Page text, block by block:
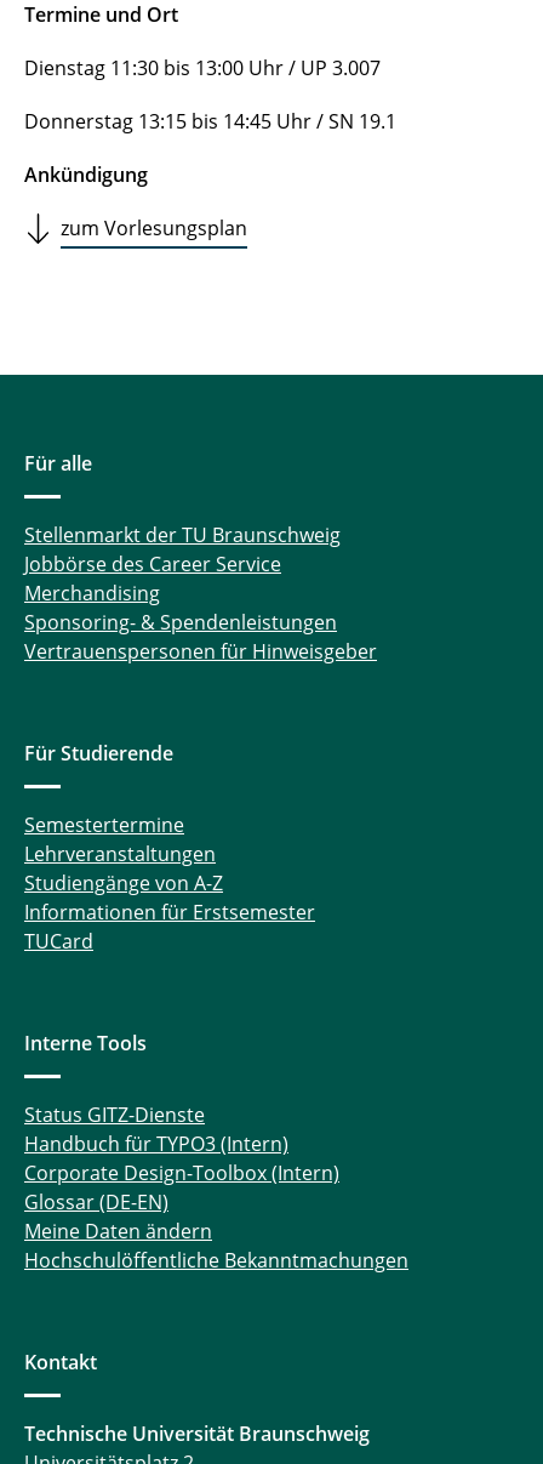
Termine und Ort
Dienstag 11:30 bis 13:00 Uhr / UP 3.007
Donnerstag 13:15 bis 14:45 Uhr / SN 19.1
Ankündigung
zum Vorlesungsplan
Für alle
Stellenmarkt der TU Braunschweig
Jobbörse des Career Service
Merchandising
Sponsoring- & Spendenleistungen
Vertrauenspersonen für Hinweisgeber
Für Studierende
Semestertermine
Lehrveranstaltungen
Studiengänge von A-Z
Informationen für Erstsemester
TUCard
Interne Tools
Status GITZ-Dienste
Handbuch für TYPO3 (Intern)
Corporate Design-Toolbox (Intern)
Glossar (DE-EN)
Meine Daten ändern
Hochschulöffentliche Bekanntmachungen
Kontakt
Technische Universität Braunschweig